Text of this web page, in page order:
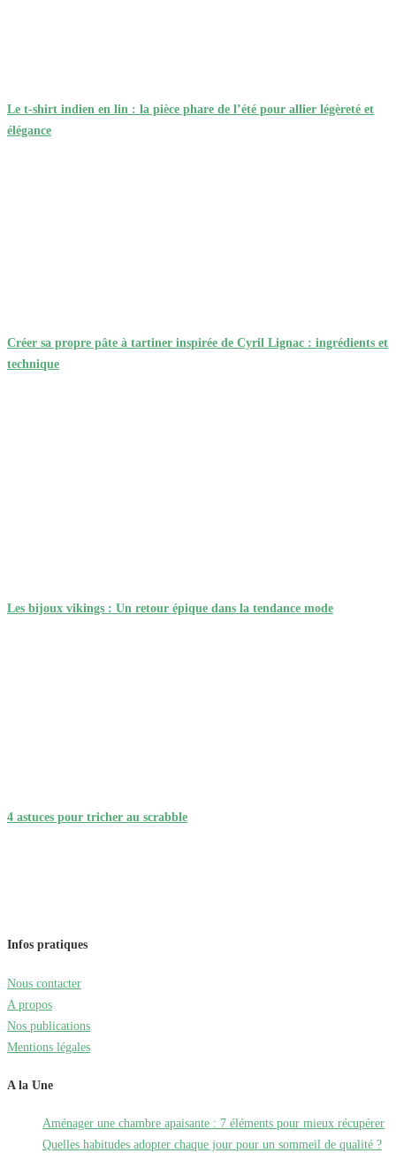
Le t-shirt indien en lin : la pièce phare de l’été pour allier légèreté et
élégance
Créer sa propre pâte à tartiner inspirée de Cyril Lignac : ingrédients et
technique
Les bijoux vikings : Un retour épique dans la tendance mode
4 astuces pour tricher au scrabble
Infos pratiques
Nous contacter
A propos
Nos publications
Mentions légales
A la Une
Aménager une chambre apaisante : 7 éléments pour mieux récupérer
Quelles habitudes adopter chaque jour pour un sommeil de qualité ?